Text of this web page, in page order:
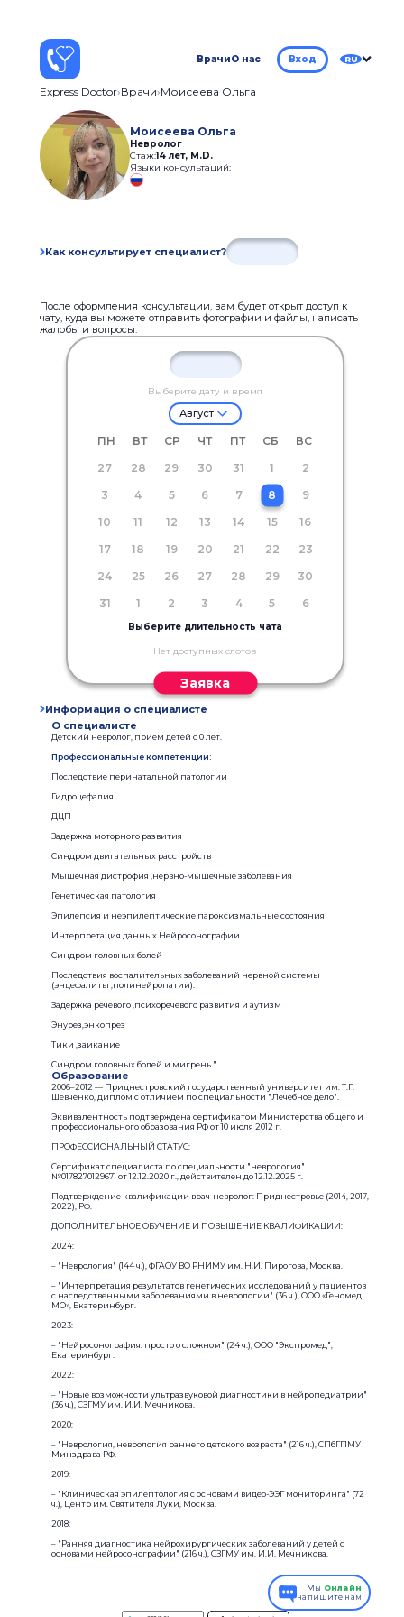
ВрачиО нас Вход RU
Express Doctor Врачи Моисеева Ольга
Моисеева Ольга
Невролог
Стаж:14 лет, M.D.
Языки консультаций:
Как консультирует специалист?
После оформления консультации, вам будет открыт доступ к
чату, куда вы можете отправить фотографии и файлы, написать
жалобы и вопросы.
Выберите дату и время
Август
ПН ВТ СР ЧТ ПТ СБ
ВС
27
28 29 30 31 1
2
3
4 5 6 7 8
9
10
11 12 13 14 15
16
17
18 19 20 21 22
23
24
25 26 27 28 29
30
31
1 2 3 4 5 6
Выберите длительность чата
Нет доступных слотов
Заявка
Информация о специалисте
О специалисте
Детский невролог, прием детей с 0 лет.
Профессиональные компетенции:
Последствие перинатальной патологии
Гидроцефалия
ДЦП
Задержка моторного развития
Синдром двигательных расстройств
Мышечная дистрофия ,нервно-мышечные заболевания
Генетическая патология
Эпилепсия и неэпилептические пароксизмальные состояния
Интерпретация данных Нейросонографии
Синдром головных болей
Последствия воспалительных заболеваний нервной системы
(энцефалиты ,полинейропатии).
Задержка речевого ,психоречевого развития и аутизм
Энурез,энкопрез
Тики ,заикание
Синдром головных болей и мигрень "
Образование
2006–2012 — Приднестровский государственный университет им. Т.Г.
Шевченко, диплом с отличием по специальности "Лечебное дело".
Эквивалентность подтверждена сертификатом Министерства общего и
профессионального образования РФ от 10 июля 2012 г.
ПРОФЕССИОНАЛЬНЫЙ СТАТУС:
Сертификат специалиста по специальности "неврология"
№0178270129671 от 12.12.2020 г., действителен до 12.12.2025 г.
Подтверждение квалификации врач-невролог: Приднестровье (2014, 2017,
2022), РФ.
ДОПОЛНИТЕЛЬНОЕ ОБУЧЕНИЕ И ПОВЫШЕНИЕ КВАЛИФИКАЦИИ:
2024:
– "Неврология" (144 ч.), ФГАОУ ВО РНИМУ им. Н.И. Пирогова, Москва.
– "Интерпретация результатов генетических исследований у пациентов
с наследственными заболеваниями в неврологии" (36 ч.), ООО «Геномед
МО», Екатеринбург.
2023:
– "Нейросонография: просто о сложном" (24 ч.), ООО "Экспромед",
Екатеринбург.
2022:
– "Новые возможности ультразвуковой диагностики в нейропедиатрии"
(36 ч.), СЗГМУ им. И.И. Мечникова.
2020:
– "Неврология, неврология раннего детского возраста" (216 ч.), СПбГПМУ
Минздрава РФ.
2019:
– "Клиническая эпилептология с основами видео-ЭЭГ мониторинга" (72
ч.), Центр им. Святителя Луки, Москва.
2018:
– "Ранняя диагностика нейрохирургических заболеваний у детей с
основами нейросонографии" (216 ч.), СЗГМУ им. И.И. Мечникова.
Мы Онлайн
напишите нам